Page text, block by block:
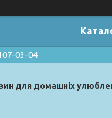
03-04
для домашніх